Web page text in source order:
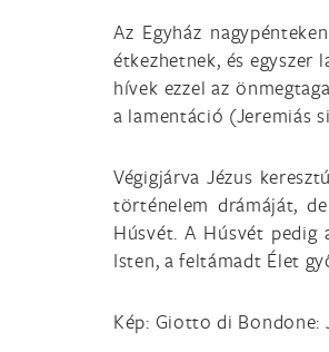
Az Egyház
étkezhetnek, és
hívek ezzel az
a lamentáció (Jeremiás
Végigjárva Jézus
történelem drámáját,
Húsvét. A Húsvét
Isten, a feltámadt Élet
Kép: Giotto di Bondone: